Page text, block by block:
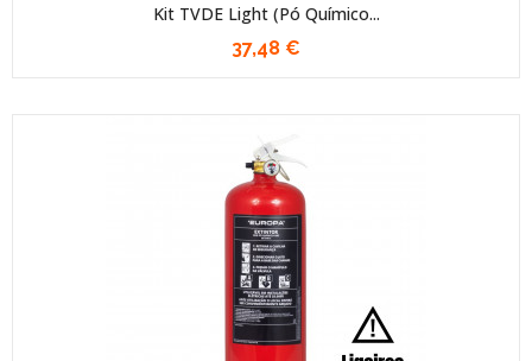
Kit TVDE Light (Pó Químico...
37,48 €